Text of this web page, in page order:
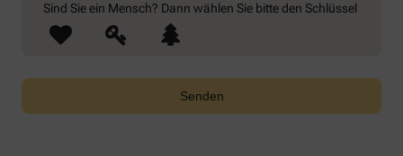
Sind Sie ein Mensch? Dann wählen Sie bitteden Schlüssel